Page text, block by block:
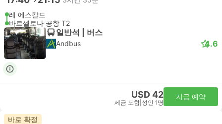
레 에스칼드
바르셀로나 공항 T2
일반석 | 버스
Andbus 4.6
USD 42
세금 포함 성인 1명
지금 예약
바로 확정